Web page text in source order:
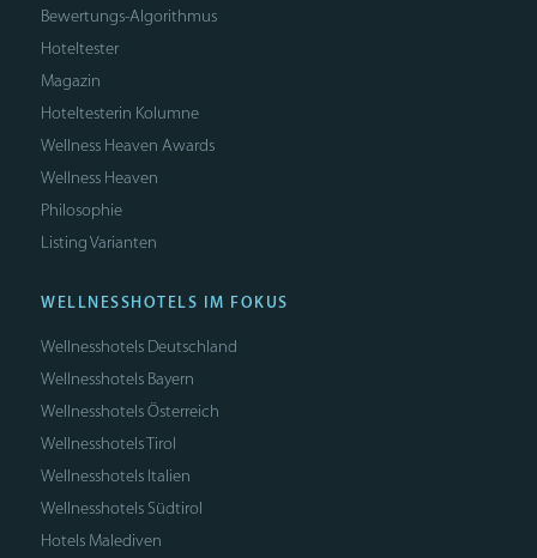
Bewertungs-Algorithmus
Hoteltester
Magazin
Hoteltesterin Kolumne
Wellness Heaven Awards
Wellness Heaven
Philosophie
Listing Varianten
WELLNESSHOTELS IM FOKUS
Wellnesshotels Deutschland
Wellnesshotels Bayern
Wellnesshotels Österreich
Wellnesshotels Tirol
Wellnesshotels Italien
Wellnesshotels Südtirol
Hotels Malediven